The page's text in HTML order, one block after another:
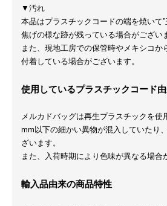
▼汚れ
本品はプラスチックコードの端を焼いて”
焦げの様な跡が残っている場合がござい
また、現地工房での保管時やメキシコか
付着している場合がございます。
使用しているプラスチックコード
メルカドバッグは再生プラスチックを使
mm以下の細かい異物が混入していたり
ざいます。
また、入荷時期により色味が異なる場合
輸入品由来の商品特性